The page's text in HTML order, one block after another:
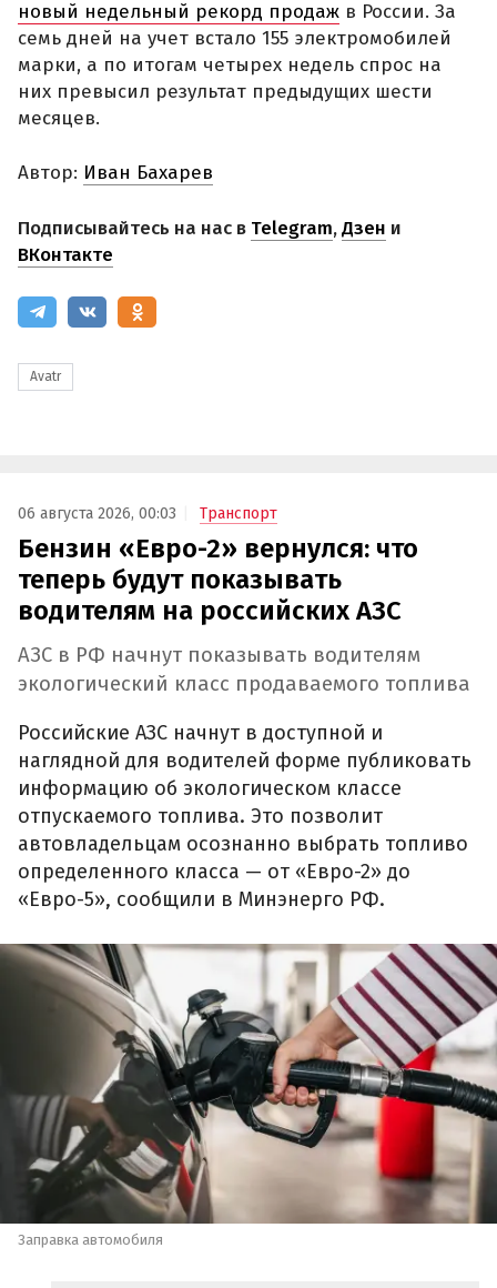
новый недельный рекорд продаж в России. За
семь дней на учет встало 155 электромобилей
марки, а по итогам четырех недель спрос на
них превысил результат предыдущих шести
месяцев.
Автор: Иван Бахарев
Подписывайтесь на нас в Telegram,Дзен и
ВКонтакте
Avatr
06 августа 2026, 00:03 Транспорт
Бензин «Евро-2» вернулся: что
теперь будут показывать
водителям на российских АЗС
АЗС в РФ начнут показывать водителям
экологический класс продаваемого топлива
Российские АЗС начнут в доступной и
наглядной для водителей форме публиковать
информацию об экологическом классе
отпускаемого топлива. Это позволит
автовладельцам осознанно выбрать топливо
определенного класса — от «Евро-2» до
«Евро-5», сообщили в Минэнерго РФ.
Заправка автомобиля